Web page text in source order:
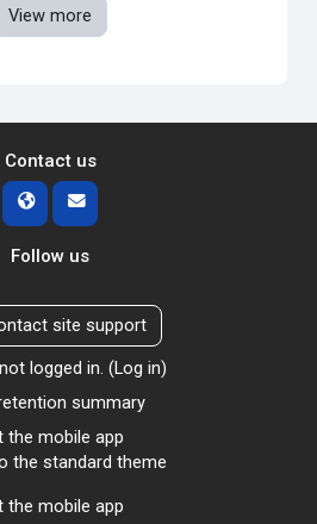
View more
Contact us
Follow us
site support
logged in. (Log in)
summary
the mobile app
the standard theme
the mobile app